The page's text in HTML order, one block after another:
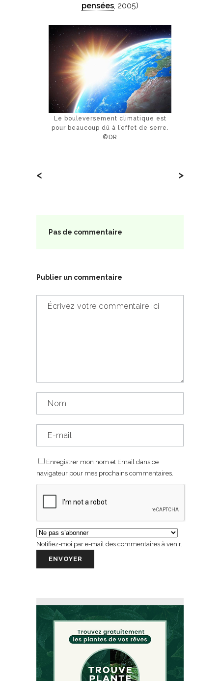
pensées , 2005)
Le bouleversement climatique est
pour beaucoup dû à l’effet de serre.
©DR
< >
Pas de commentaire
Publier un commentaire
Enregistrer mon nom et Email dans ce
navigateur pour mes prochains commentaires.
Notifiez-moi par e-mail des commentaires à venir.